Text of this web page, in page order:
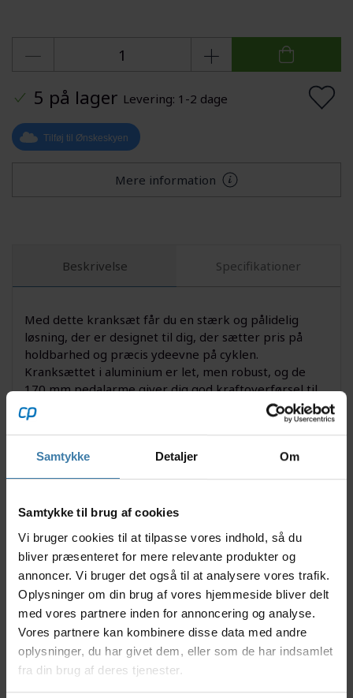
Samtykke Detaljer Om
Samtykke til brug af cookies
Vi bruger cookies til at tilpasse vores indhold, så du
bliver præsenteret for mere relevante produkter og
annoncer. Vi bruger det også til at analysere vores trafik.
Oplysninger om din brug af vores hjemmeside bliver delt
med vores partnere inden for annoncering og analyse.
Vores partnere kan kombinere disse data med andre
oplysninger, du har givet dem, eller som de har indsamlet
fra din brug af deres tjenester.
5 på lager Levering: 1-2 dage
Tilføj til Ønskeskyen
Mere information
Beskrivelse Specifikationer
Med dette kranksæt får du en stærk og pålidelig
løsning, der er designet til dig, der sætter pris på
holdbarhed og præcis ydeevne på cyklen.
Kranksættet i aluminium er let, men robust, og de
170 mm pedalarme giver dig god kraftoverførsel til
hvert tråd. Tandhjulets 42T gearing gør det ideelt til
både sporty hverdagscykling og krævende ture, hvor
170 mm pedalarme sikrer optimal
kraftoverførsel
42T tandhjul med 3/32” kædebredde passer til de
fleste cykler
Velegnet til både citybikes og sportscykler
Simpelt, klassisk design med fokus på
funktionalitet
Anvendelse
Dette kranksæt henvender sig til cyklister, der sætter